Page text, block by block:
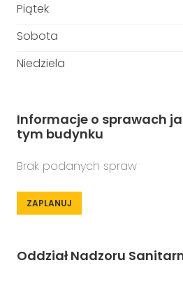
Piątek
Sobota
Niedziela
Informacje o sprawach
tym budynku
Brak podanych spraw
ZAPLANUJ
Oddział Nadzoru